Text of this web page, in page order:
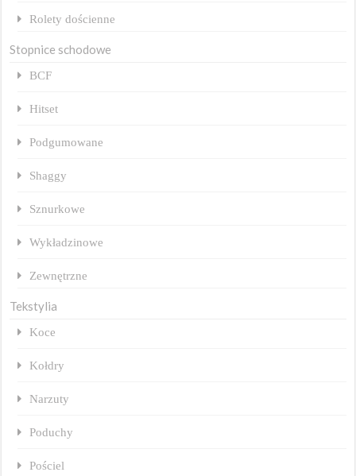
Rolety dościenne
Stopnice schodowe
BCF
Hitset
Podgumowane
Shaggy
Sznurkowe
Wykładzinowe
Zewnętrzne
Tekstylia
Koce
Kołdry
Narzuty
Poduchy
Pościel